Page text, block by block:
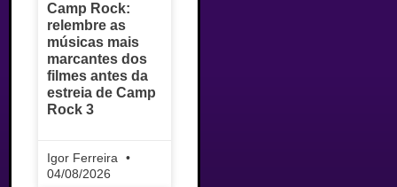
Camp Rock:
relembre as
músicas mais
marcantes dos
filmes antes da
estreia de Camp
Rock 3
Igor Ferreira
04/08/2026